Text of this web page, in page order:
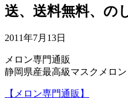
送、送料無料、の
2011年7月13日
メロン専門通販
静岡県産最高級マスクメロ
【メロン専門通販】